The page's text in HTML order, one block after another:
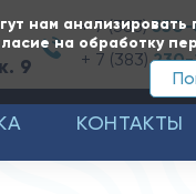
нам анализировать
на обработку
9
+ 7 (383)350-
+ 7 (383)230-
КОНТАКТЫ